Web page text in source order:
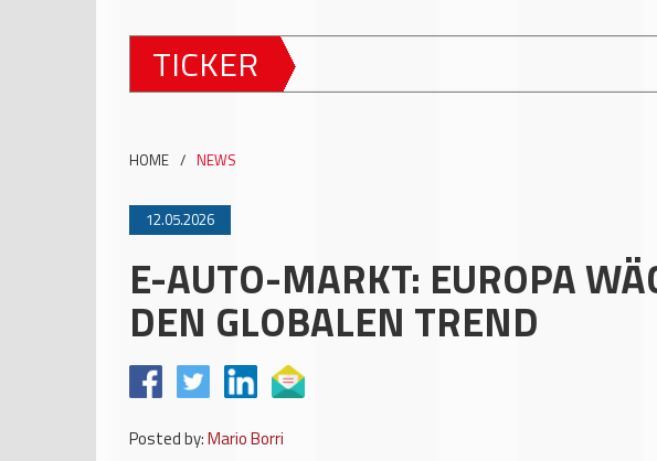
TICKER
HOME / NEWS
12.05.2026
E-AUTO-MARKT: EUROPA
DEN GLOBALEN TREND
Posted by:Mario Borri